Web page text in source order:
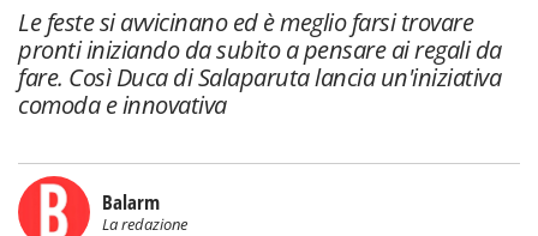
Le feste si avvicinano ed è meglio farsi trovare
pronti iniziando da subito a pensare ai regali da
fare. Così Duca di Salaparuta lancia un'iniziativa
comoda e innovativa
Balarm
La redazione